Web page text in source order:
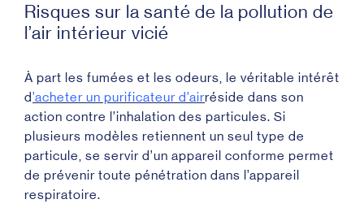
Risques sur la santé de la pollution de
l’air intérieur vicié
À part les fumées et les odeurs, le véritable intérêt
d’acheter un purificateur d’airréside dans son
action contre l’inhalation des particules. Si
plusieurs modèles retiennent un seul type de
particule, se servir d’un appareil conforme permet
de prévenir toute pénétration dans l’appareil
respiratoire.